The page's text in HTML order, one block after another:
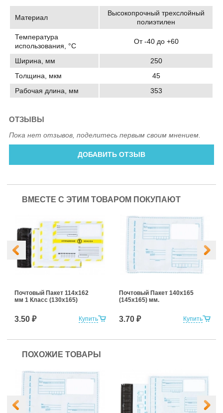
Материал
Высокопрочный трехслойный
полиэтилен
Температура
использования, °C
От -40 до +60
Ширина, мм
250
Толщина, мкм
45
Рабочая длина, мм
353
ОТЗЫВЫ
Пока нет отзывов, поделитесь первым своим мнением.
ДОБАВИТЬ ОТЗЫВ
ВМЕСТЕ С ЭТИМ ТОВАРОМ ПОКУПАЮТ
Купить
Почтовый Пакет 114х162
мм 1 Класс (130х165)
3.50 ₽ Купить
Почтовый Пакет 140х165
(145х165) мм.
3.70 ₽
ПОХОЖИЕ ТОВАРЫ